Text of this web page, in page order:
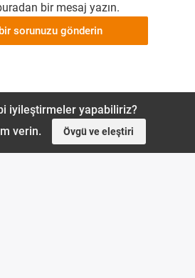
bir mesaj yazın.
sorunuzu gönderin
iyileştirmeler yapabiliriz?
verin.
Övgü ve eleştiri